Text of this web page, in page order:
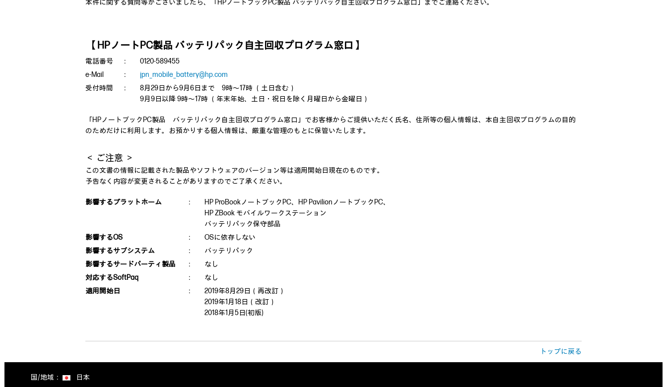
本件に関する質問等がございましたら、「HPノートブックPC製品 バッテリパック自主回収プログラム窓口」までご連絡ください。
【 HPノートPC製品 バッテリパック自主回収プログラム窓口 】
電話番号 ：
0120-589455
e-Mail
：
jpn_mobile_battery@hp.com
受付時間
：
8月29日から9月6日まで 9時～17時 （土日含む）
9月9日以降 9時～17時 （年末年始、土日・祝日を除く月曜日から金曜日）
「HPノートブックPC製品 バッテリパック自主回収プログラム窓口」でお客様からご提供いただく氏名、住所等の個人情報は、本自主回収プログラムの目的
のためだけに利用します。お預かりする個人情報は、厳重な管理のもとに保管いたします。
＜ ご注意 ＞
この文書の情報に記載された製品やソフトウェアのバージョン等は適用開始日現在のものです。
予告なく内容が変更されることがありますのでご了承ください。
影響するプラットホーム ：
HP ProBookノートブックPC、HP PavilionノートブックPC、
HP ZBook モバイルワークステーション
バッテリパック保守部品
影響するOS
：
OSに依存しない
影響するサブシステム
：
バッテリパック
影響するサードパーティ製品
：
なし
対応するSoftPaq
：
なし
適用開始日
：
2019年8月29日（再改訂）
2019年1月18日（改訂）
2018年1月5日(初版)
トップに戻る
国/地域： 日本